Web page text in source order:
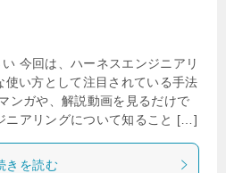
今回は、ハーネスエンジニアリ
使い方として注目されている手法
ンガや、解説動画を見るだけで
ニアリングについて知ること […]
きを読む